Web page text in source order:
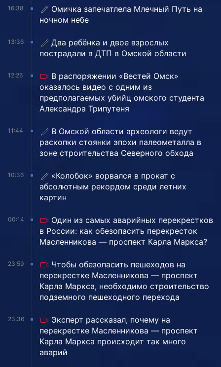
16:38
Омичка запечатлела Млечный Путь на
ночном небе
13:36
Два ребёнка и двое взрослых
пострадали в ДТП в Омской области
12:26
В распоряжении «Вестей Омск»
оказалось видео с одним из
предполагаемых убийц омского студента
Александра Трипутеня
11:44
В Омской области археологи ведут
раскопки стоянки эпохи палеометалла в
зоне строительства Северного обхода
10:36
«Колобок» ворвался в прокат с
абсолютным рекордом среди летних
картин
00:14
Один из самых аварийных перекрестков
в России: как обезопасить перекресток
Масленникова — проспект Карла Маркса?
23:59
Чтобы обезопасить пешеходов на
перекрестке Масленникова — проспект
Карла Маркса, необходимо строительство
подземного пешеходного перехода
23:36
Эксперт рассказал, почему на
перекрестке Масленникова — проспект
Карла Маркса происходит так много
аварий